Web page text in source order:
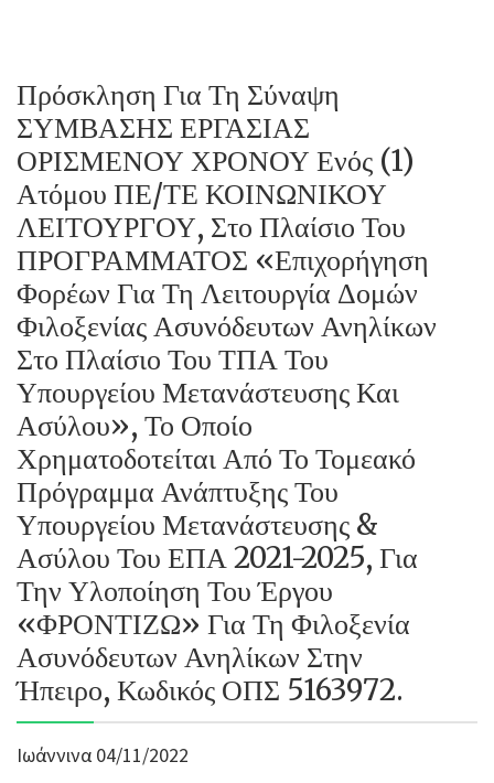
Πρόσκληση Για Τη Σύναψη
ΣΥΜΒΑΣΗΣ ΕΡΓΑΣΙΑΣ
ΟΡΙΣΜΕΝΟΥ ΧΡΟΝΟΥ Ενός (1)
Ατόμου ΠΕ/ΤΕ ΚΟΙΝΩΝΙΚΟΥ
ΛΕΙΤΟΥΡΓΟΥ, Στο Πλαίσιο Του
ΠΡΟΓΡΑΜΜΑΤΟΣ «Επιχορήγηση
Φορέων Για Τη Λειτουργία Δομών
Φιλοξενίας Ασυνόδευτων Ανηλίκων
Στο Πλαίσιο Του ΤΠΑ Του
Υπουργείου Μετανάστευσης Και
Ασύλου», Το Οποίο
Χρηματοδοτείται Από Το Τομεακό
Πρόγραμμα Ανάπτυξης Του
Υπουργείου Μετανάστευσης &
Ασύλου Του ΕΠΑ 2021-2025, Για
Την Υλοποίηση Του Έργου
«ΦΡΟΝΤΙΖΩ» Για Τη Φιλοξενία
Ασυνόδευτων Ανηλίκων Στην
Ήπειρο, Κωδικός ΟΠΣ 5163972.
Ιωάννινα 04/11/2022